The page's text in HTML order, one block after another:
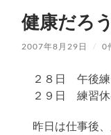
健康だろ
2007年8月29日 / 0
２８日 午後
２９日 練習休
昨日は仕事後